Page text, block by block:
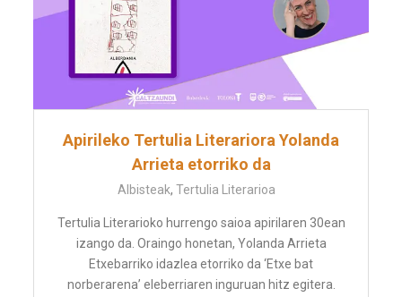
Apirileko Tertulia Literariora Yolanda
Arrieta etorriko da
Albisteak, Tertulia Literarioa
Tertulia Literarioko hurrengo saioa apirilaren 30ean
izango da. Oraingo honetan, Yolanda Arrieta
Etxebarriko idazlea etorriko da ‘Etxe bat
norberarena’ eleberriaren inguruan hitz egitera.